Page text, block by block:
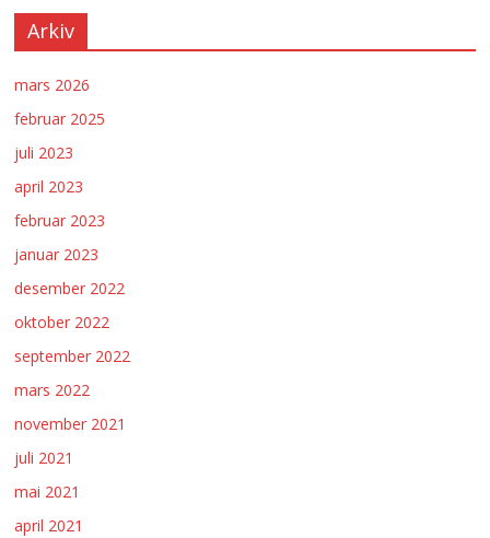
Arkiv
mars 2026
februar 2025
juli 2023
april 2023
februar 2023
januar 2023
desember 2022
oktober 2022
september 2022
mars 2022
november 2021
juli 2021
mai 2021
april 2021